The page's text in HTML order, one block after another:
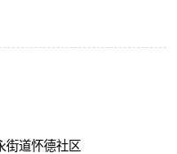
街道怀德社区